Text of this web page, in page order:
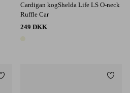
Cardigan kogShelda Life LS O-neck
Ruffle Car
249 DKK
Tilføj til favoritter